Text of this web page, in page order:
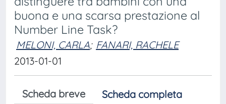
buona e una scarsa prestazione al
Number Line Task?
MELONI, CARLA; FANARI, RACHELE
2013-01-01
Scheda breve
Scheda completa